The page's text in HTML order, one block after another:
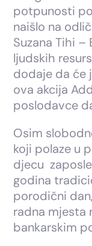
potpunosti
naišlo na
Suzana Tihi
ljudskih
dodaje da će
ova akcija
poslodavce
Osim
koji polaze u
djecu
godina
porodični
radna mjesta
bankarskim